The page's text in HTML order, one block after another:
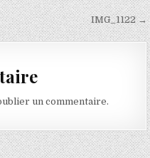
IMG_1122 →
un commentaire.